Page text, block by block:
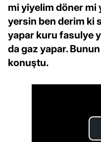
mi yiyelim döner mi
yersin ben derim ki
yapar kuru fasulye
da gaz yapar.
konuştu.